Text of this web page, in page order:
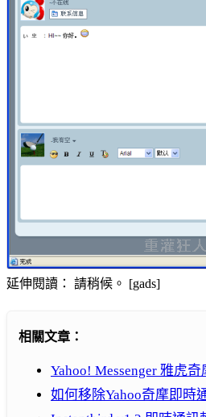
延伸閱讀： 請稍候。 [gads]
相關文章：
Yahoo! Messenger 雅虎
如何移除Yahoo奇摩即時